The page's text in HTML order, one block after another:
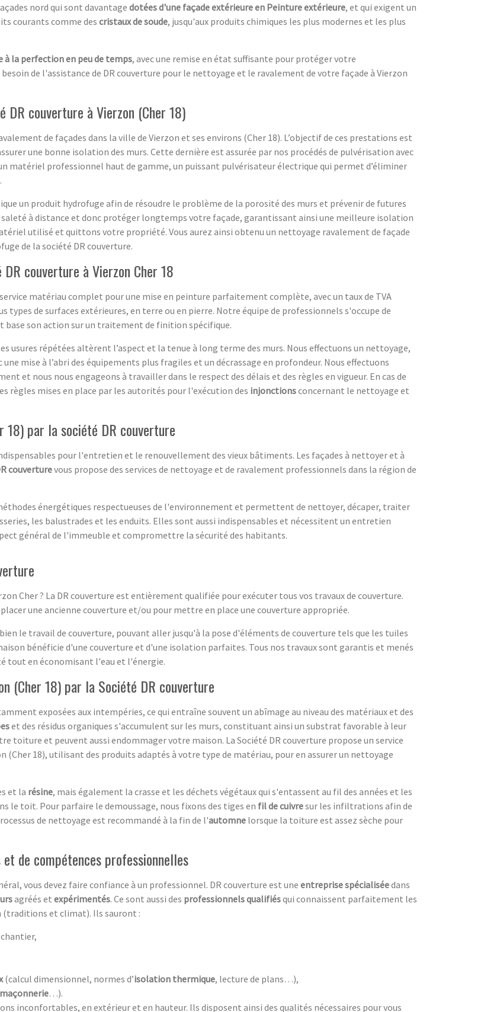
nord qui sont davantage dotées d'une façade extérieure en Peinture extérieure, et qui exigent un
courants comme descristaux de soude, jusqu'aux produits chimiques les plus modernes et les plus
à la perfection en peu de temps, avec une remise en état suffisante pour protéger votre
de l'assistance de DR couverture pour le nettoyage et le ravalement de votre façade à Vierzon
DR couverture à Vierzon (Cher 18)
de façades dans la ville de Vierzon et ses environs (Cher 18). L’objectif de ces prestations est
une bonne isolation des murs. Cette dernière est assurée par nos procédés de pulvérisation avec
matériel professionnel haut de gamme, un puissant pulvérisateur électrique qui permet d’éliminer
un produit hydrofuge afin de résoudre le problème de la porosité des murs et prévenir de futures
à distance et donc protéger longtemps votre façade, garantissant ainsi une meilleure isolation
utilisé et quittons votre propriété. Vous aurez ainsi obtenu un nettoyage ravalement de façade
de la société DR couverture.
couverture à Vierzon Cher 18
matériau complet pour une mise en peinture parfaitement complète, avec un taux de TVA
de surfaces extérieures, en terre ou en pierre. Notre équipe de professionnels s'occupe de
son action sur un traitement de finition spécifique.
usures répétées altèrent l’aspect et la tenue à long terme des murs. Nous effectuons un nettoyage,
mise à l’abri des équipements plus fragiles et un décrassage en profondeur. Nous effectuons
et nous nous engageons à travailler dans le respect des délais et des règles en vigueur. En cas de
règles mises en place par les autorités pour l'exécution des injonctionsconcernant le nettoyage et
18) par la société DR couverture
pour l'entretien et le renouvellement des vieux bâtiments. Les façades à nettoyer et à
couverturevous propose des services de nettoyage et de ravalement professionnels dans la région de
énergétiques respectueuses de l'environnement et permettent de nettoyer, décaper, traiter
les balustrades et les enduits. Elles sont aussi indispensables et nécessitent un entretien
général de l'immeuble et compromettre la sécurité des habitants.
Cher ? La DR couverture est entièrement qualifiée pour exécuter tous vos travaux de couverture.
une ancienne couverture et/ou pour mettre en place une couverture appropriée.
le travail de couverture, pouvant aller jusqu'à la pose d'éléments de couverture tels que les tuiles
bénéficie d'une couverture et d'une isolation parfaites. Tous nos travaux sont garantis et menés
tout en économisant l'eau et l'énergie.
(Cher 18) par la Société DR couverture
exposées aux intempéries, ce qui entraîne souvent un abîmage au niveau des matériaux et des
et des résidus organiques s'accumulent sur les murs, constituant ainsi un substrat favorable à leur
toiture et peuvent aussi endommager votre maison. La Société DR couverture propose un service
(Cher 18), utilisant des produits adaptés à votre type de matériau, pour en assurer un nettoyage
et la résine, mais également la crasse et les déchets végétaux qui s'entassent au fil des années et les
le toit. Pour parfaire le demoussage, nous fixons des tiges en fil de cuivresur les infiltrations afin de
de nettoyage est recommandé à la fin de l'automne lorsque la toiture est assez sèche pour
de compétences professionnelles
vous devez faire confiance à un professionnel. DR couverture est une entreprise spécialiséedans
agréés et expérimentés. Ce sont aussi des professionnels qualifiésqui connaissent parfaitement les
et climat). Ils sauront :
(calcul dimensionnel, normes d’isolation thermique, lecture de plans…),
maçonnerie…).
inconfortables, en extérieur et en hauteur. Ils disposent ainsi des qualités nécessaires pour vous